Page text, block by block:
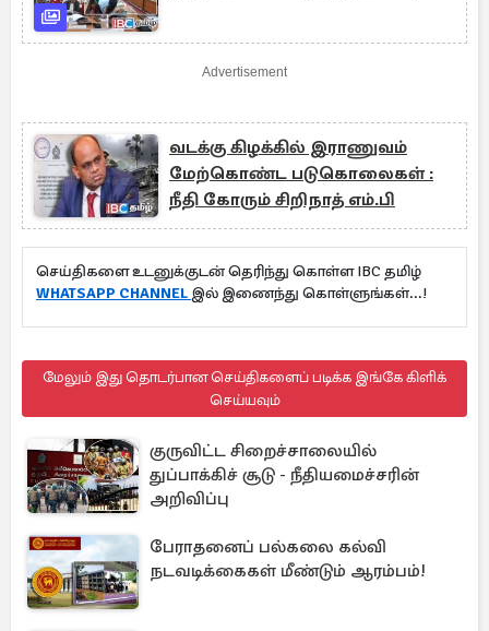
Advertisement
வடக்கு கிழக்கில் இராணுவம்
மேற்கொண்ட படுகொலைகள் :
நீதி கோரும் சிறிநாத் எம்.பி
செய்திகளை உடனுக்குடன் தெரிந்து கொள்ள IBC தமிழ்
WHATSAPP CHANNEL இல் இணைந்து கொள்ளுங்கள்...!
மேலும் இது தொடர்பான செய்திகளைப் படிக்க இங்கே கிளிக்
செய்யவும்
குருவிட்ட சிறைச்சாலையில்
துப்பாக்கிச் சூடு - நீதியமைச்சரின்
அறிவிப்பு
பேராதனைப் பல்கலை கல்வி
நடவடிக்கைகள் மீண்டும் ஆரம்பம்!